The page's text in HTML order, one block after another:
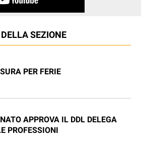
SEZIONE
PER FERIE
APPROVA IL DDL DELEGA
PROFESSIONI